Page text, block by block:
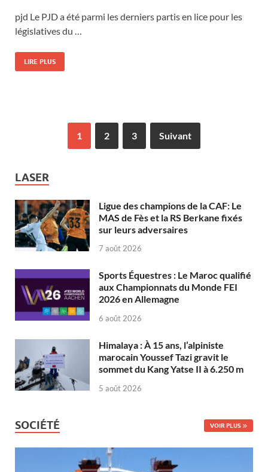
pjd Le PJD a été parmi les derniers partis en lice pour les
législatives du …
LIRE PLUS
1 2 3 Suivant
LASER
Ligue des champions de la CAF: Le
MAS de Fès et la RS Berkane fixés
sur leurs adversaires
7 août 2026
Sports Équestres : Le Maroc qualifié
aux Championnats du Monde FEI
2026 en Allemagne
6 août 2026
Himalaya : À 15 ans, l’alpiniste
marocain Youssef Tazi gravit le
sommet du Kang Yatse II à 6.250 m
5 août 2026
SOCIÉTÉ VOIR PLUS